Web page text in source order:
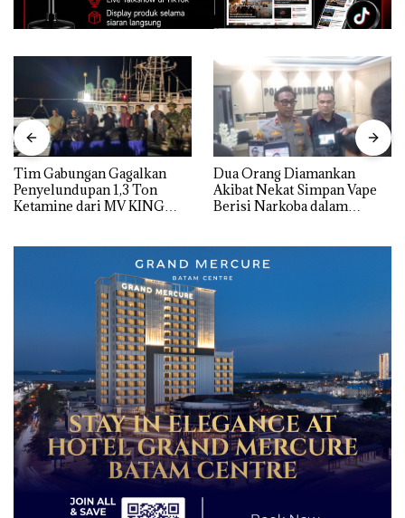
Tim Gabungan Gagalkan
Penyelundupan 1,3 Ton
Ketamine dari MV KING
Dua Orang Diamankan
Akibat Nekat Simpan Vape
Berisi Narkoba dalam